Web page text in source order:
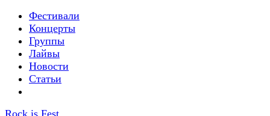
Фестивали
Концерты
Группы
Лайвы
Новости
Статьи
Rock is Fest